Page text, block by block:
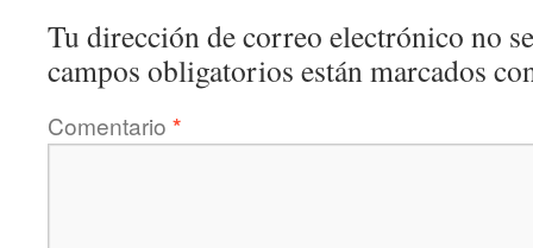
Tu dirección de correo electrónico no
campos obligatorios están marcados
Comentario *